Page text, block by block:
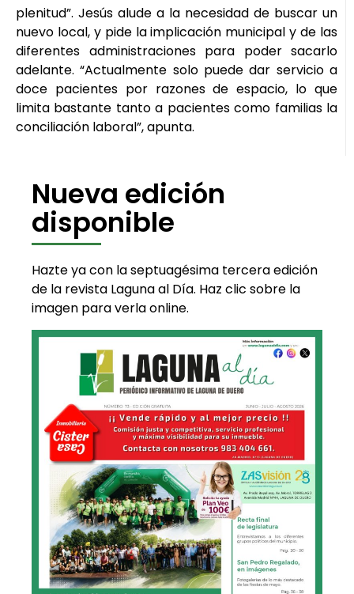
plenitud”. Jesús alude a la necesidad de buscar un
nuevo local, y pide la implicación municipal y de las
diferentes administraciones para poder sacarlo
adelante. “Actualmente solo puede dar servicio a
doce pacientes por razones de espacio, lo que
limita bastante tanto a pacientes como familias la
conciliación laboral”, apunta.
Nueva edición
disponible
Hazte ya con la septuagésima tercera edición
de la revista Laguna al Día. Haz clic sobre la
imagen para verla online.